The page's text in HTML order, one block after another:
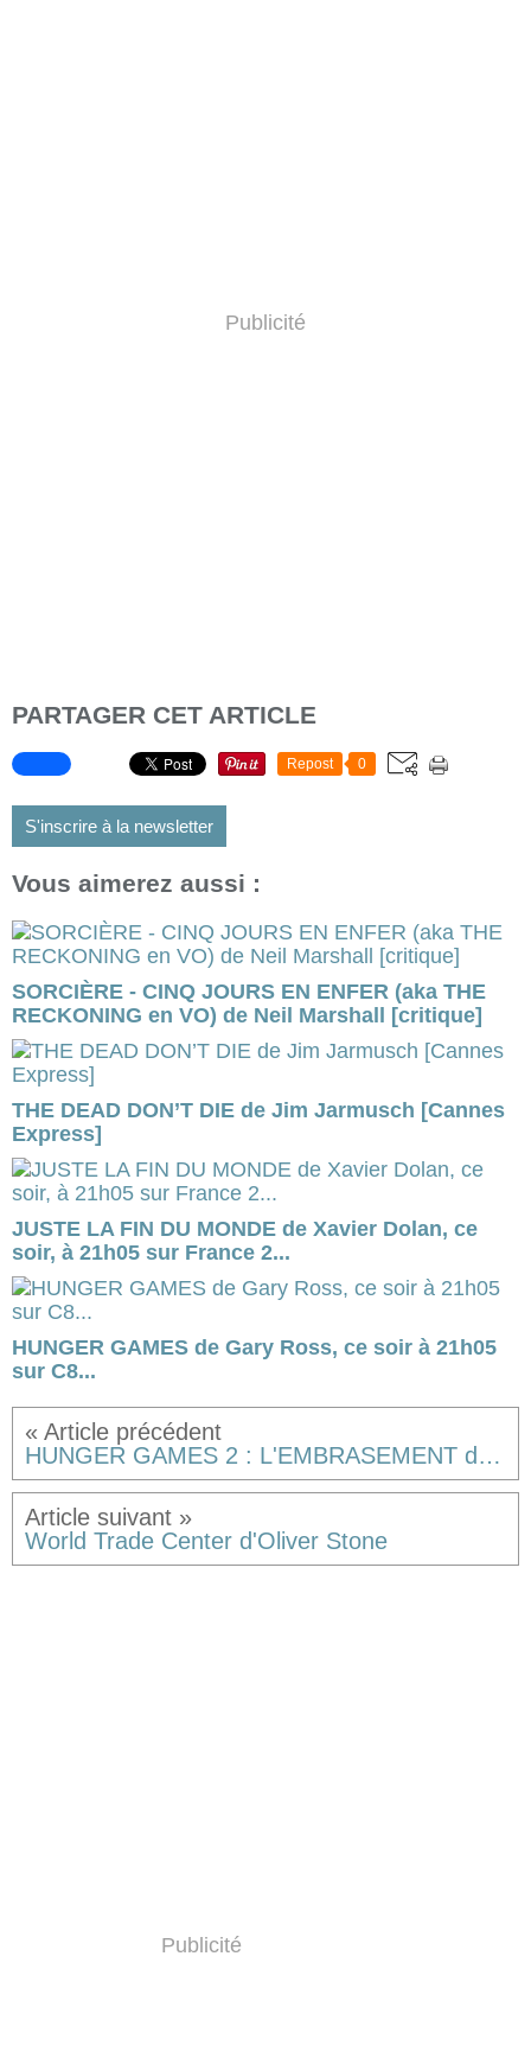
Publicité
PARTAGER CET ARTICLE
Repost 0
S'inscrire à la newsletter
Vous aimerez aussi :
SORCIÈRE - CINQ JOURS EN ENFER (aka THE
RECKONING en VO) de Neil Marshall [critique]
THE DEAD DON’T DIE de Jim Jarmusch [Cannes
Express]
JUSTE LA FIN DU MONDE de Xavier Dolan, ce
soir, à 21h05 sur France 2...
HUNGER GAMES de Gary Ross, ce soir à 21h05
sur C8...
HUNGER GAMES 2 : L'EMBRASEMENT de Francis Lawrence [critique]
World Trade Center d'Oliver Stone
Publicité